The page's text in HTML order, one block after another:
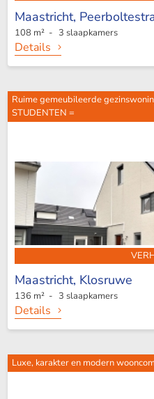
Maastricht,
108 m² - 3 slaapkamers
Details
Ruime gemeubileerde
STUDENTEN =
Maastricht, Klosruwe
136 m² - 3 slaapkamers
Details
Luxe, karakter en modern